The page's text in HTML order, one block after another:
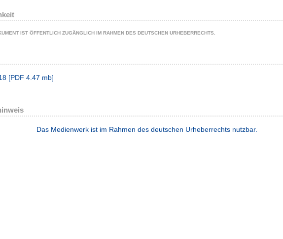
IST ÖFFENTLICH ZUGÄNGLICH IM RAHMEN DES DEUTSCHEN URHEBERRECHTS.
[PDF 4.47 mb]
Das Medienwerk ist im Rahmen des deutschen Urheberrechts nutzbar.